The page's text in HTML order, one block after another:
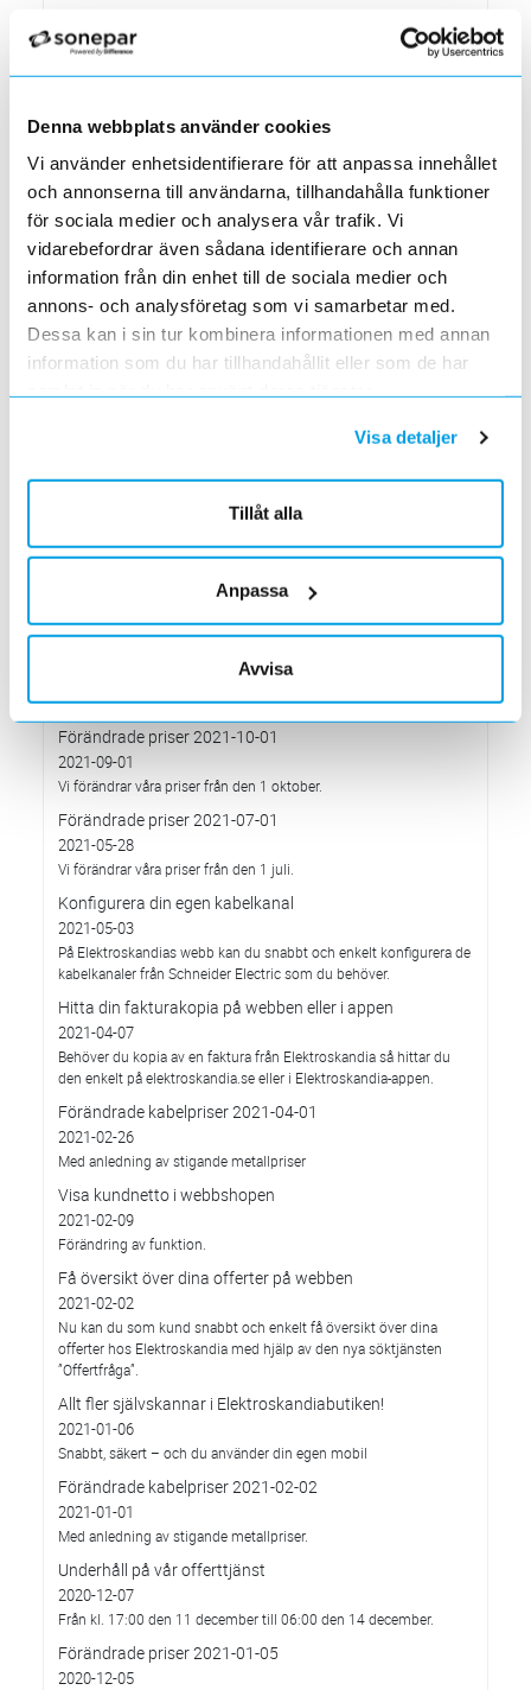
Denna webbplats använder cookies
Vi använder enhetsidentifierare för att anpassa innehållet
och annonserna till användarna, tillhandahålla funktioner
för sociala medier och analysera vår trafik. Vi
vidarebefordrar även sådana identifierare och annan
information från din enhet till de sociala medier och
annons- och analysföretag som vi samarbetar med.
Dessa kan i sin tur kombinera informationen med annan
information som du har tillhandahållit eller som de har
samlat in när du har använt deras tjänster.
Visa detaljer
Tillåt alla
Anpassa
Avvisa
Förändrade priser 2022-06-30
2022-05-27
2022-04-01
En grundläggande certifieringsutbildning för installatörer
Förändrade priser 2022-05-01
2022-03-31
Med anledning av stigande råvarupriser.
Ecovadis ger Elektroskandia högsta betyg inom
hållbarhetsarbete
2022-03-21
Det oberoende analysföretaget Ecovadis har tilldelat
Elektroskandia högsta möjliga betyg, Platina, för företagets
Förändrade priser 2022-04-01
2022-03-01
2021-12-03
Med anledning av rådande omvärldsläge så justerar
Elektroskandia Sverige AB prisbilden och presenterar ny gällande
prislista från 2022-01-04.
Förändrade priser 2021-10-01
2021-09-01
Vi förändrar våra priser från den 1 oktober.
Förändrade priser 2021-07-01
2021-05-28
Vi förändrar våra priser från den 1 juli.
Konfigurera din egen kabelkanal
2021-05-03
På Elektroskandias webb kan du snabbt och enkelt konfigurera de
kabelkanaler från Schneider Electric som du behöver.
Hitta din fakturakopia på webben eller i appen
2021-04-07
Behöver du kopia av en faktura från Elektroskandia så hittar du
den enkelt på elektroskandia.se eller i Elektro­skandia-appen.
Förändrade kabelpriser 2021-04-01
2021-02-26
Med anledning av stigande metallpriser
Visa kundnetto i webbshopen
2021-02-09
Förändring av funktion.
Få översikt över dina offerter på webben
2021-02-02
Nu kan du som kund snabbt och enkelt få översikt över dina
offerter hos Elektroskandia med hjälp av den nya söktjänsten
”Offertfråga”.
Allt fler självskannar i Elektroskandiabutiken!
2021-01-06
Snabbt, säkert – och du använder din egen mobil
Förändrade kabelpriser 2021-02-02
2021-01-01
Med anledning av stigande metallpriser.
Underhåll på vår offerttjänst
2020-12-07
Från kl. 17:00 den 11 december till 06:00 den 14 december.
Förändrade priser 2021-01-05
2020-12-05